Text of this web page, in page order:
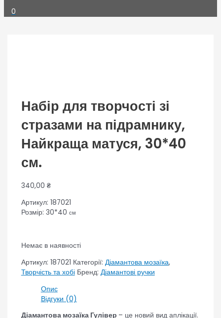
0
Набір для творчості зі
стразами на підрамнику,
Найкраща матуся, 30*40
см.
340,00 ₴
Артикул: 187021
Розмір: 30*40 см
Немає в наявності
Артикул: 187021 Категорії: Діамантова мозаїка,
Творчість та хобі Бренд: Діамантові ручки
Опис
Відгуки (0)
Діамантова мозаїка Гулівер – це новий вид аплікації.